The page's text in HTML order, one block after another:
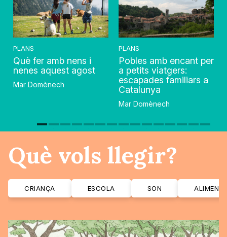
PLANS
Què fer amb nens i
nenes aquest agost
Mar Domènech
PLANS
Pobles amb encant per
a petits viatgers:
escapades familiars a
Catalunya
Mar Domènech
Què vols llegir?
CRIANÇA ESCOLA SON